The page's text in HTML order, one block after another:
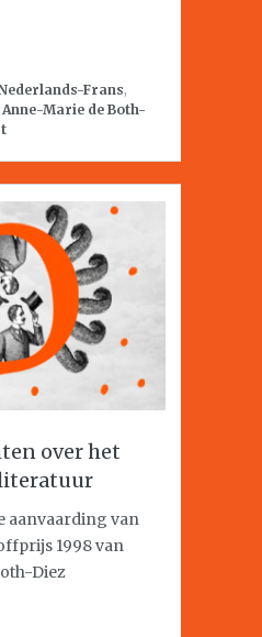
Frans,
Anne-Marie de Both-
over het
aanvaarding van
1998 van
Diez